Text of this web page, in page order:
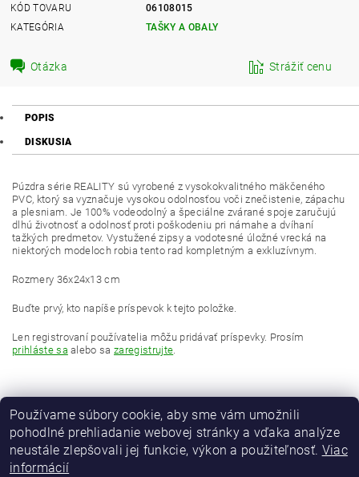
KÓD TOVARU
06108015
KATEGÓRIA
TAŠKY A OBALY
Otázka Strážiť cenu
POPIS
DISKUSIA
Púzdra série REALITY sú vyrobené z vysokokvalitného mäkčeného
PVC, ktorý sa vyznačuje vysokou odolnosťou voči znečistenie, zápachu
a plesniam. Je 100% vodeodolný a špeciálne zvárané spoje zaručujú
dlhú životnosť a odolnosť proti poškodeniu pri námahe a dvíhaní
tažkých predmetov. Vystužené zipsy a vodotesné úložné vrecká na
niektorých modeloch robia tento rad kompletným a exkluzívnym.
Rozmery 36x24x13 cm
Buďte prvý, kto napíše príspevok k tejto položke.
Len registrovaní používatelia môžu pridávať príspevky. Prosím
prihláste sa alebo sazaregistrujte.
Používame súbory cookie, aby sme vám umožnili
pohodlné prehliadanie webovej stránky a vďaka analýze
neustále zlepšovali jej funkcie, výkon a použiteľnosť. Viac
informácií